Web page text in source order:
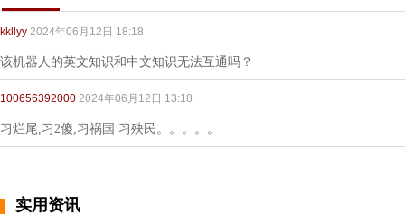
kkllyy 2024年06月12日 18:18
该机器人的英文知识和中文知识无法互通吗？
100656392000 2024年06月12日 13:18
习烂尾,习2傻,习祸国 习殃民。。。。。
实用资讯